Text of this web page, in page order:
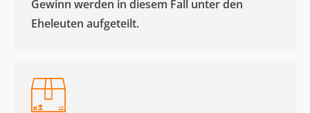
Gewinn werden in diesem Fall unter den
Eheleuten aufgeteilt.​